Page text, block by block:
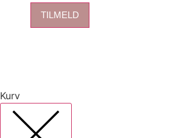
TILMELD
Kurv